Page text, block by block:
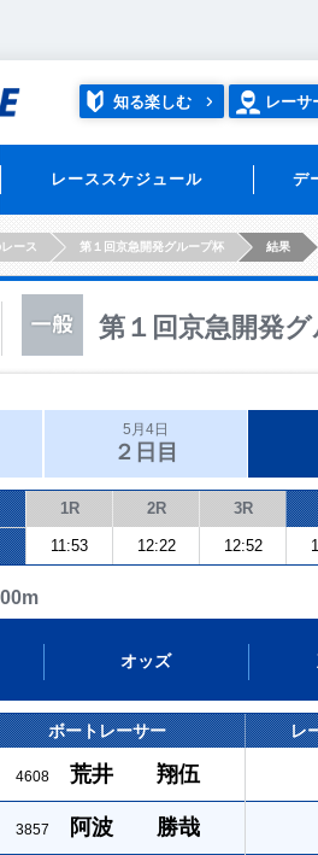
知る楽しむ レーサ
レーススケジュール デ
ース 第１回京急開発グループ杯 結果
第１回京急開発
5月4日
２日目
1R 2R 3R
11:53 12:22 12:52
オッズ
ボートレーサー レ
4608 荒井 翔伍
3857 阿波 勝哉